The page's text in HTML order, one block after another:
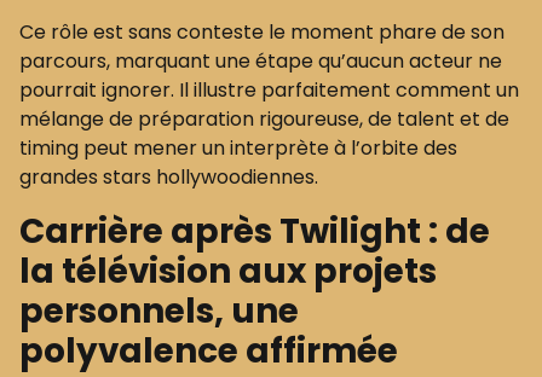
Ce rôle est sans conteste le moment phare de son
parcours, marquant une étape qu’aucun acteur ne
pourrait ignorer. Il illustre parfaitement comment un
mélange de préparation rigoureuse, de talent et de
timing peut mener un interprète à l’orbite des
grandes stars hollywoodiennes.
Carrière après Twilight : de
la télévision aux projets
personnels, une
polyvalence affirmée